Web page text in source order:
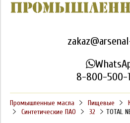
8-800-500-
Промышленные масла Пищевые
Синтетические ПАО
32 TOTAL